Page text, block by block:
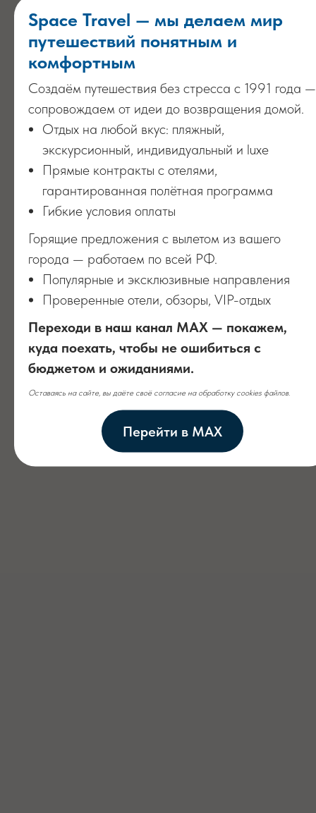
Space Travel — мы делаем мир
путешествий понятным и
комфортным
Создаём путешествия без стресса с 1991 года —
сопровождаем от идеи до возвращения домой.
Отдых на любой вкус: пляжный,
экскурсионный, индивидуальный и luxe
Прямые контракты с отелями,
гарантированная полётная программа
Гибкие условия оплаты
Горящие предложения с вылетом из вашего
города — работаем по всей РФ.
Популярные и эксклюзивные направления
Проверенные отели, обзоры, VIP-отдых
Переходи в наш канал MAX — покажем,
куда поехать, чтобы не ошибиться с
бюджетом и ожиданиями.
Оставаясь на сайте, вы даёте своё согласие на обработку cookies файлов.
Перейти в MAX